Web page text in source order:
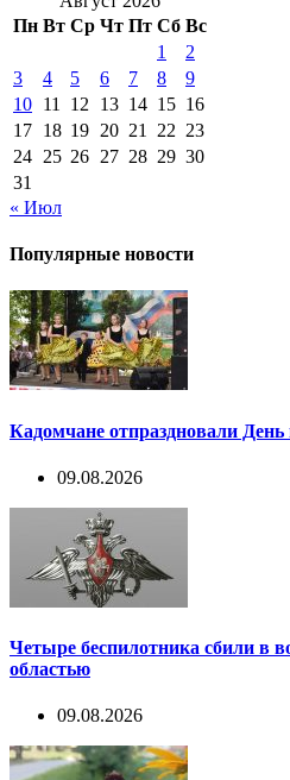
Пн Вт Ср Чт Пт Сб Вс
1
2
3
4 5 6 7 8
9
10 11 12 13 14 15 16
17 18 19 20 21 22 23
24 25 26 27 28 29 30
31
« Июл
Популярные новости
Кадомчане отпраздновали День
09.08.2026
Четыре беспилотника сбили в
областью
09.08.2026